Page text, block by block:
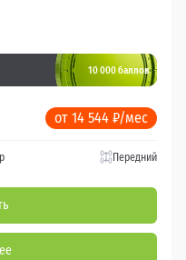
10 000 баллов
от 14 544 ₽/мес
Передний